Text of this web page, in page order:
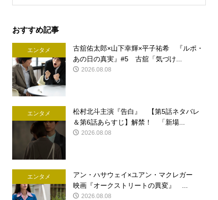
おすすめ記事
エンタメ
古舘佑太郎×山下幸輝×平子祐希 『ルポ・
あの日の真実』#5 古舘「気づけ...
2026.08.08
エンタメ
松村北斗主演『告白』 【第5話ネタバレ
＆第6話あらすじ】解禁！ 「新場...
2026.08.08
エンタメ
アン・ハサウェイ×ユアン・マクレガー
映画『オークストリートの異変』 ...
2026.08.08